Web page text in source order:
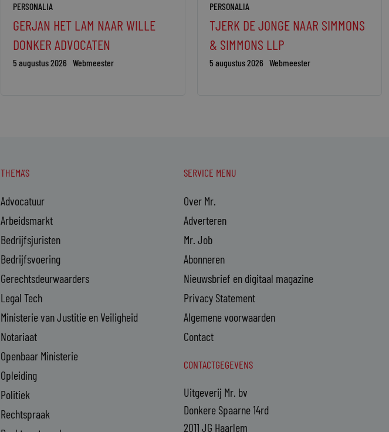
PERSONALIA
GERJAN HET LAM NAAR WILLE
DONKER ADVOCATEN
5 augustus 2026 Webmeester
PERSONALIA
TJERK DE JONGE NAAR SIMMONS
& SIMMONS LLP
5 augustus 2026 Webmeester
THEMA'S
Advocatuur
Arbeidsmarkt
Bedrijfsjuristen
Bedrijfsvoering
Gerechtsdeurwaarders
Legal Tech
Ministerie van Justitie en Veiligheid
Notariaat
Openbaar Ministerie
Opleiding
Politiek
Rechtspraak
SERVICE MENU
Over Mr.
Adverteren
Mr. Job
Abonneren
Nieuwsbrief en digitaal magazine
Privacy Statement
Algemene voorwaarden
Contact
CONTACTGEGEVENS
Uitgeverij Mr. bv
Donkere Spaarne 14rd
2011 JG Haarlem